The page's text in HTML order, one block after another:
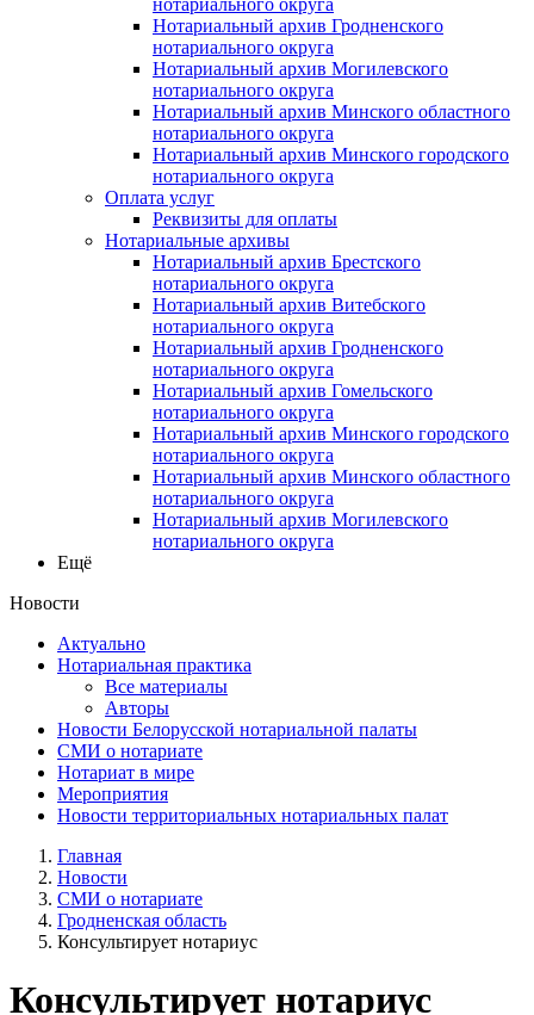
Нотариальный архив Гродненского
нотариального округа
Нотариальный архив Могилевского
нотариального округа
Нотариальный архив Минского областного
нотариального округа
Нотариальный архив Минского городского
нотариального округа
Оплата услуг
Реквизиты для оплаты
Нотариальные архивы
Нотариальный архив Брестского
нотариального округа
Нотариальный архив Витебского
нотариального округа
Нотариальный архив Гродненского
нотариального округа
Нотариальный архив Гомельского
нотариального округа
Нотариальный архив Минского городского
нотариального округа
Нотариальный архив Минского областного
нотариального округа
Нотариальный архив Могилевского
нотариального округа
Ещё
Новости
Актуально
Нотариальная практика
Все материалы
Авторы
Новости Белорусской нотариальной палаты
СМИ о нотариате
Нотариат в мире
Мероприятия
Новости территориальных нотариальных палат
Главная
Новости
СМИ о нотариате
Гродненская область
Консультирует нотариус
Консультирует нотариус